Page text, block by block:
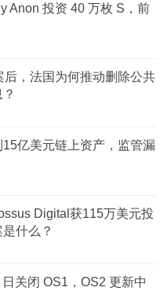
Anon 投资 40 万枚 S，前
后，法国为何推动删除公共
亿美元链上资产，监管漏
Digital获115万美元投
什么？
关闭 OS1，OS2 更新中